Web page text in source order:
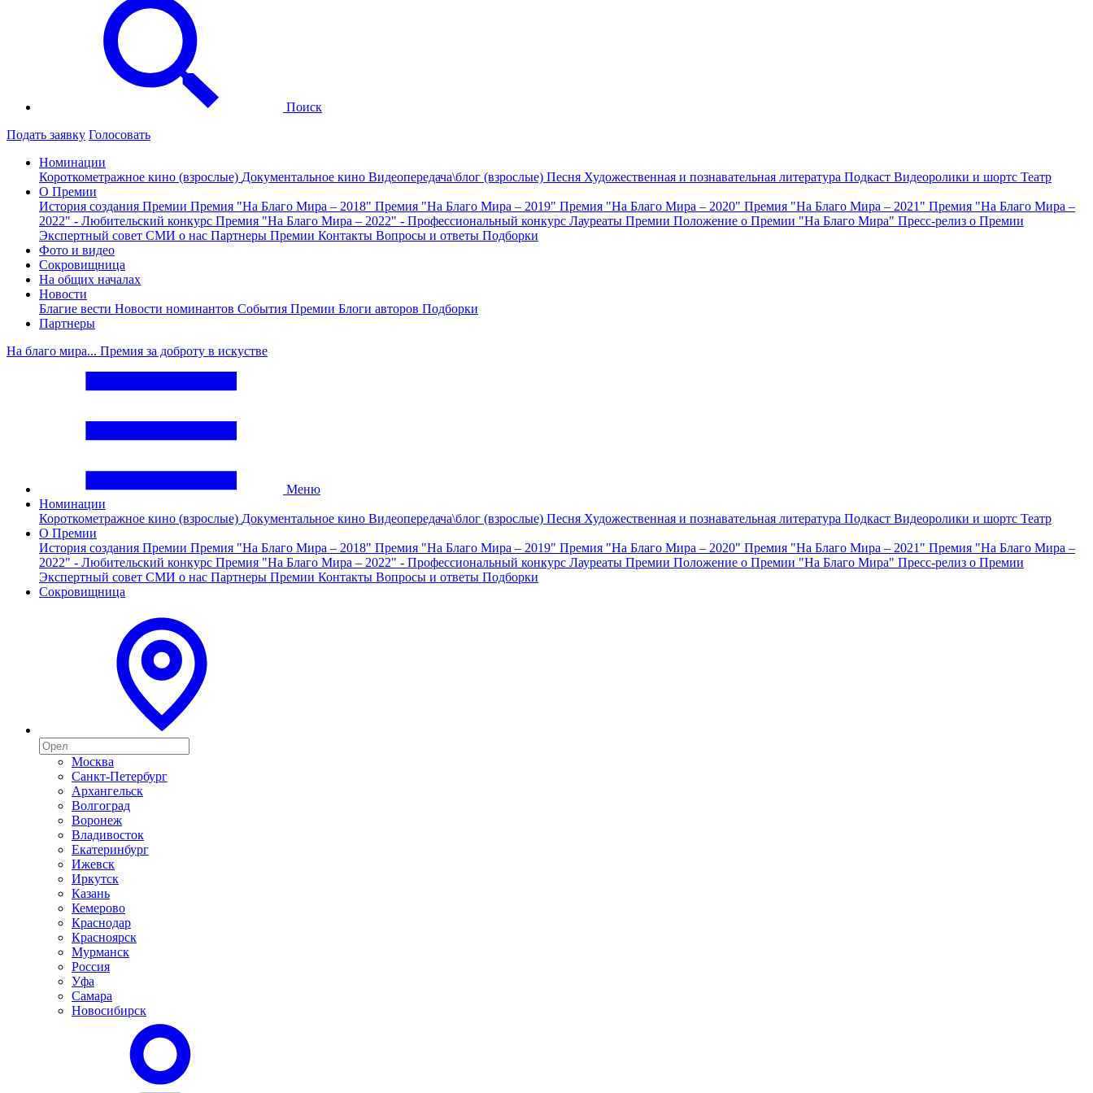
Поиск
Подать заявку Голосовать
Номинации
Короткометражное кино (взрослые) Документальное кино Видеопередача\блог (взрослые) Песня Художественная и познавательная литература Подкаст Видеоролики и шортс Театр
О Премии
История создания Премии Премия "На Благо Мира – 2018" Премия "На Благо Мира – 2019" Премия "На Благо Мира – 2020" Премия "На Благо Мира – 2021" Премия "На Благо Мира –
2022" - Любительский конкурс Премия "На Благо Мира – 2022" - Профессиональный конкурс Лауреаты Премии Положение о Премии "На Благо Мира" Пресс-релиз о Премии
Экспертный совет СМИ о нас Партнеры Премии Контакты Вопросы и ответы Подборки
Фото и видео
Сокровищница
На общих началах
Новости
Благие вести Новости номинантов События Премии Блоги авторов Подборки
Партнеры
На благо мира... Премия за доброту в искустве
Меню
Номинации
Короткометражное кино (взрослые) Документальное кино Видеопередача\блог (взрослые) Песня Художественная и познавательная литература Подкаст Видеоролики и шортс Театр
О Премии
История создания Премии Премия "На Благо Мира – 2018" Премия "На Благо Мира – 2019" Премия "На Благо Мира – 2020" Премия "На Благо Мира – 2021" Премия "На Благо Мира –
2022" - Любительский конкурс Премия "На Благо Мира – 2022" - Профессиональный конкурс Лауреаты Премии Положение о Премии "На Благо Мира" Пресс-релиз о Премии
Экспертный совет СМИ о нас Партнеры Премии Контакты Вопросы и ответы Подборки
Сокровищница
Москва
Санкт-Петербург
Архангельск
Волгоград
Воронеж
Владивосток
Екатеринбург
Ижевск
Иркутск
Казань
Кемерово
Краснодар
Красноярск
Мурманск
Россия
Уфа
Самара
Новосибирск